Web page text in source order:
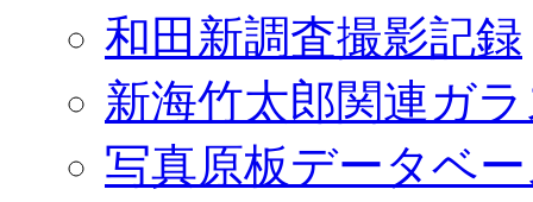
和田新調査撮影記録
新海竹太郎関連ガ
写真原板データベ